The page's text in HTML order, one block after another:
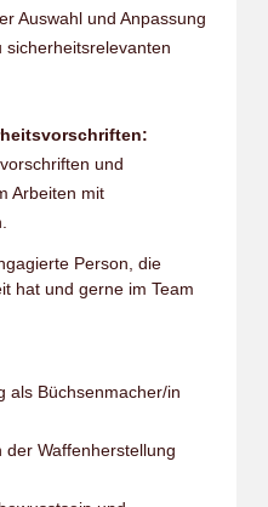
Auswahl und Anpassung
sicherheitsrelevanten
und
Arbeiten mit
Person, die
hat und gerne im Team
als Büchsenmacher/in
Waffenherstellung